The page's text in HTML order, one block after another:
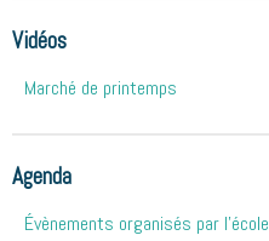
Vidéos
Marché de printemps
Agenda
Évènements organisés par l'école